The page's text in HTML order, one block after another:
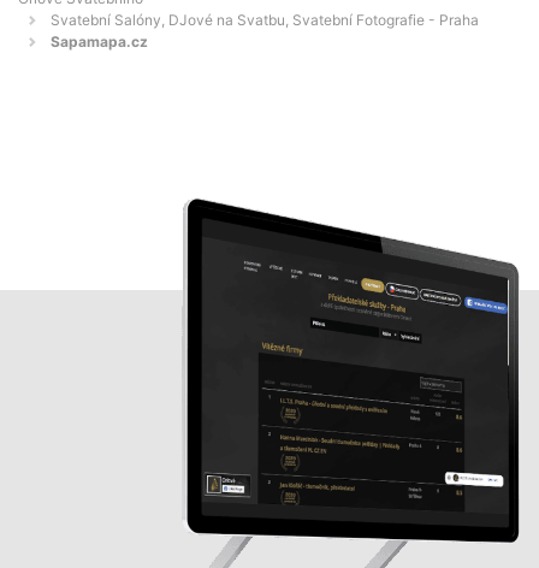
Svatební Salóny, DJové na Svatbu, Svatební Fotografie - Praha
Sapamapa.cz